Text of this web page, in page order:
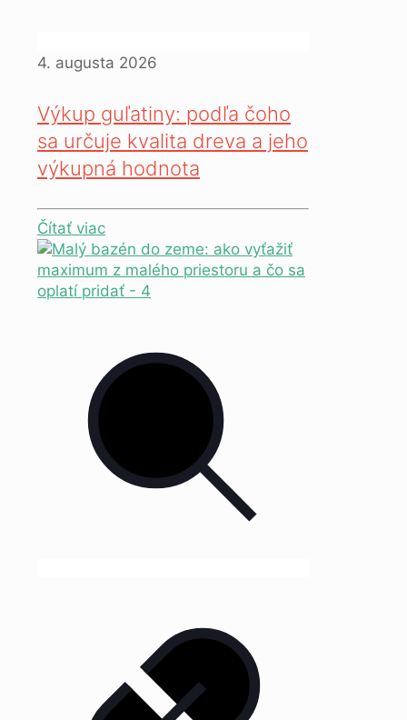
4. augusta 2026
Výkup guľatiny: podľa čoho
sa určuje kvalita dreva a jeho
výkupná hodnota
Čítať viac